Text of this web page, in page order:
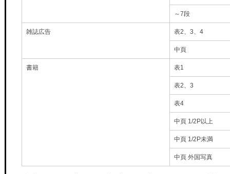
～7段
雑誌広告 表2、3、4
中頁
書籍 表1
表2、3
表4
中頁 1/2P以上
中頁 1/2P未満
中頁 外国写真